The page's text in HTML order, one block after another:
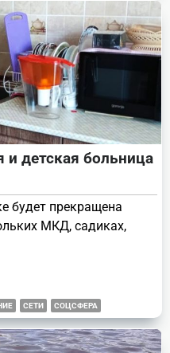
и детская больница
будет прекращена
МКД, садиках,
СЕТИ СОЦСФЕРА